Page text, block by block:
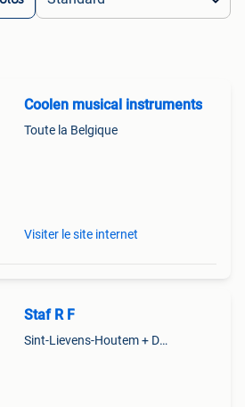
Coolen musical instruments
Toute la Belgique
Visiter le site internet
Staf R F
Sint-Lievens-Houtem + Deel Oombergen